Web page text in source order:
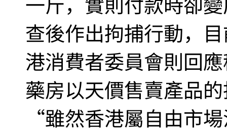
查後作出拘捕行動，
港消費者委員會則回
藥房以天價售賣產品
“雖然香港屬自由市